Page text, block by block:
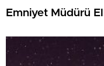
Emniyet Müdürü